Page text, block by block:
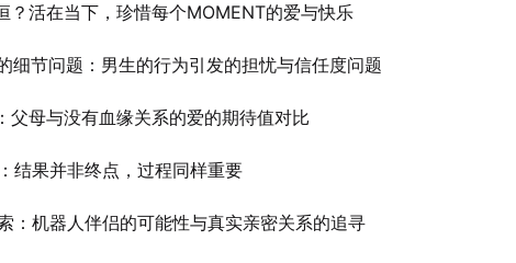
？活在当下，珍惜每个MOMENT的爱与快乐
细节问题：男生的行为引发的担忧与信任度问题
父母与没有血缘关系的爱的期待值对比
结果并非终点，过程同样重要
：机器人伴侣的可能性与真实亲密关系的追寻